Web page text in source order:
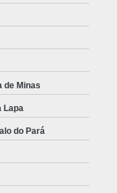
de Minas
Lapa
do Pará